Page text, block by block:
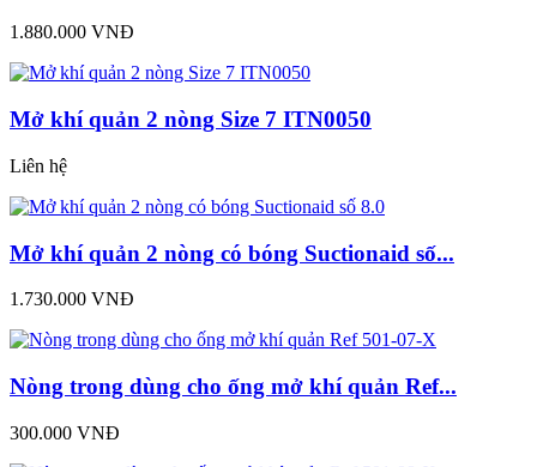
1.880.000 VNĐ
Mở khí quản 2 nòng Size 7 ITN0050
Liên hệ
Mở khí quản 2 nòng có bóng Suctionaid số...
1.730.000 VNĐ
Nòng trong dùng cho ống mở khí quản Ref...
300.000 VNĐ